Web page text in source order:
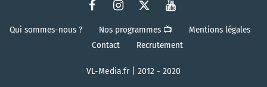
Qui sommes-nous ? Nos programmes 📺
Mentions légales
Contact
Recrutement
VL-Media.fr | 2012 - 2020